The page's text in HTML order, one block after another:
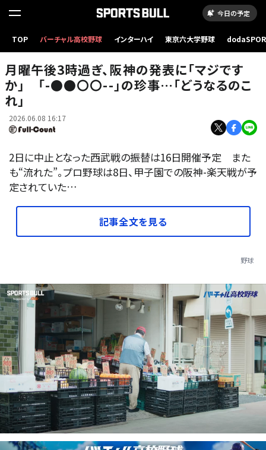
今日の予定
TOP バーチャル高校野球 インターハイ 東京六大学野球
阪神・佐藤輝明【写真：小林靖】
月曜午後3時過ぎ、阪神の発表に「マジです
か」 「-●●〇〇--」の珍事…「どうなるのこ
れ」
2026.06.08 16:17
2日に中止となった西武戦の振替は16日開催予定 また
も“流れた”。プロ野球は8日、甲子園での阪神-楽天戦が予
定されていた…
記事全文を見る
野球